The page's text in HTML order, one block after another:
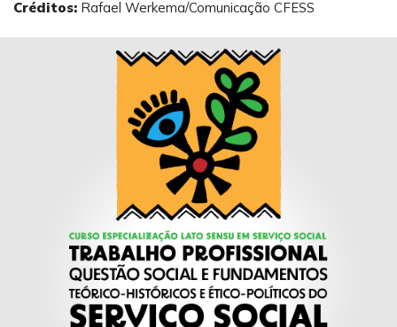
Créditos: Rafael Werkema/Comunicação CFESS